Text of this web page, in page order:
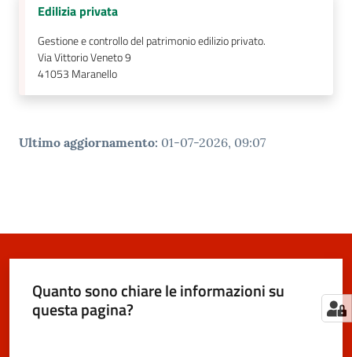
Edilizia privata
Gestione e controllo del patrimonio edilizio privato.
Via Vittorio Veneto 9
41053 Maranello
Ultimo aggiornamento: 01-07-2026, 09:07
Quanto sono chiare le informazioni su
questa pagina?